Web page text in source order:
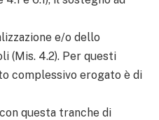
e/o dello
(Mis. 4.2). Per questi
complessivo erogato è di
questa tranche di